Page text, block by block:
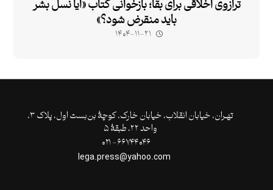
ترازوی اخلاقی برای بقا؛ بازخوانی کتاب «آیا نسل بشر
باید منقرض شود؟»
۱۴۰۴-۱۱-۲۱
تهـران،‌ خیابان انقلاب، خیابان خارک، کوچۀ بن‌بست اول، پلاک ۳،
واحد ۲۲، طبقۀ ۵